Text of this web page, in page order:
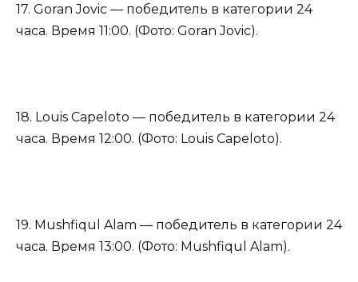
17. Goran Jovic — победитель в категории 24
часа. Время 11:00. (Фото: Goran Jovic).
18. Louis Capeloto — победитель в категории 24
часа. Время 12:00. (Фото: Louis Capeloto).
19. Mushfiqul Alam — победитель в категории 24
часа. Время 13:00. (Фото: Mushfiqul Alam).